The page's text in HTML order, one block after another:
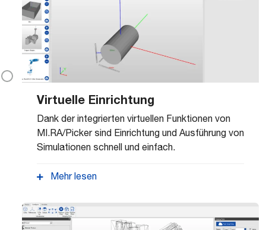
Virtuelle Einrichtung
Dank der integrierten virtuellen Funktionen von
MI.RA/Picker sind Einrichtung und Ausführung von
Simulationen schnell und einfach.
Mehr lesen
Behälterstation und
Kommissionierungsprozesses in der